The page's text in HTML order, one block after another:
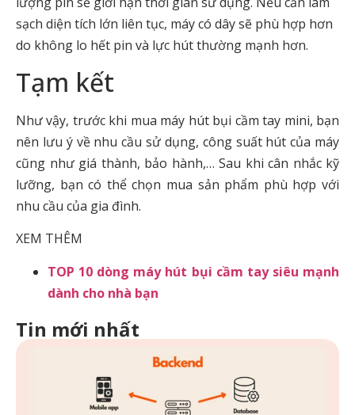
sạch diện tích lớn liên tục, máy có dây sẽ phù hợp hơn
do không lo hết pin và lực hút thường mạnh hơn.
Tạm kết
Như vậy, trước khi mua máy hút bụi cầm tay mini, bạn
nên lưu ý về nhu cầu sử dụng, công suất hút của máy
cũng như giá thành, bảo hành,… Sau khi cân nhắc kỹ
lưỡng, bạn có thể chọn mua sản phẩm phù hợp với
nhu cầu của gia đình.
XEM THÊM
TOP 10 dòng máy hút bụi cầm tay siêu mạnh
dành cho nhà bạn
Tin mới nhất